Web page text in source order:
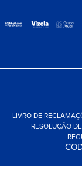
LIVRO DE
RESOLUÇÃO